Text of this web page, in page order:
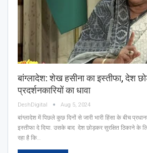
बांग्लादेश: शेख हसीना का इस्‍तीफा, देश
प्रदर्शनकारियों का धावा
DeshDigital Aug 5, 2024
बांग्लादेश में पिछले कुछ दिनों से जारी भारी हिंसा के बीच
इस्‍तीफा दे दिया. उसके बाद देश छोड़कर सुरक्षित ठिकाने के
रहा है कि…